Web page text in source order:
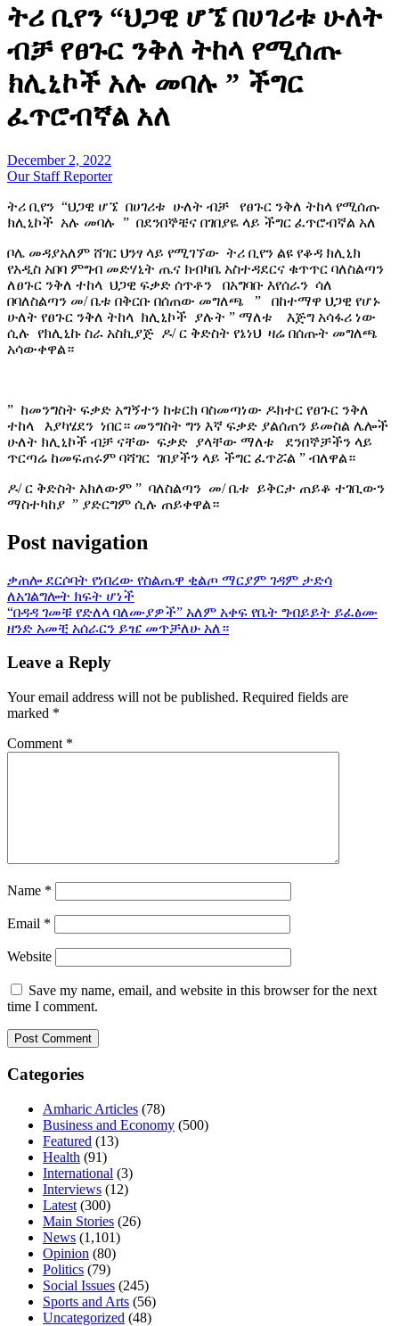
ትሪ ቢየን “ህጋዊ ሆኜ በሀገሪቱ ሁለት
ብቻ የፀጉር ንቅለ ትከላ የሚሰጡ
ክሊኒኮች አሉ መባሉ ” ችግር
ፈጥሮብኛል አለ
December 2, 2022
Our Staff Reporter
ትሪ ቢየን “ህጋዊ ሆኜ በሀገሪቱ ሁለት ብቻ የፀጉር ንቅለ ትከላ የሚሰጡ
ክሊኒኮች አሉ መባሉ ” በደንበኞቼና በገበያዬ ላይ ችግር ፈጥሮብኛል አለ
ቦሌ መዳያአለም ሸገር ህንፃ ላይ የሚገኘው ትሪ ቢየን ልዩ የቆዳ ክሊኒክ
የአዲስ አበባ ምግብ መድሃኒት ጤና ክብካቤ አስተዳደርና ቁጥጥር ባለስልጣን
ለፀጉር ንቅለ ተከላ ህጋዊ ፍቃድ ሰጥቶን በአግባቡ እየሰራን ሳለ
በባለስልጣን መ/ ቤቱ በቅርቡ በሰጠው መግለጫ ” በከተማዋ ህጋዊ የሆኑ
ሁለት የፀጉር ንቅለ ትከላ ክሊኒኮች ያሉት ” ማለቱ እጅግ አሳፋሪ ነው
ሲሉ የክሊኒኩ ስራ አስኪያጅ ዶ/ ር ቅድስት የኔነህ ዛሬ በሰጡት መግለጫ
አሳውቀዋል።
” ከመንግስት ፍቃድ አግኝተን ከቱርክ ባስመጣነው ዶክተር የፀጉር ንቅለ
ተከላ እያካሄደን ነበር። መንግስት ግን እኛ ፍቃድ ያልሰጠን ይመስል ሌሎች
ሁለት ክሊኒኮች ብቻ ናቸው ፍቃድ ያላቸው ማለቱ ደንበኞቻችን ላይ
ጥርጣሬ ከመፍጠሩም ባሻገር ገበያችን ላይ ችግር ፈጥሯል ” ብለዋል።
ዶ/ ር ቅድስት አክለውም ” ባለስልጣን መ/ ቤቱ ይቅርታ ጠይቆ ተገቢውን
ማስተካከያ ” ያድርግም ሲሉ ጠይቀዋል።
Post navigation
ቃጠሎ ደርሶባት የነበረው የስልጤዋ ቂልጦ ማርያም ገዳም ታድሳ
ለአገልግሎት ክፍት ሆነች
“በዳዳ ገመቹ የድለላ ባለሙያዎች” አለም አቀፍ የቤት ግብይይት ይፈፅሙ
ዘንድ አመቺ አሰራርን ይዤ መጥቻለሁ አለ።
Leave a Reply
Your email address will not be published. Required fields are
marked *
Comment *
Name *
Email *
Website
Save my name, email, and website in this browser for the next
time I comment.
Categories
Amharic Articles (78)
Business and Economy (500)
Featured (13)
Health (91)
International (3)
Interviews (12)
Latest (300)
Main Stories (26)
News (1,101)
Opinion (80)
Politics (79)
Social Issues (245)
Sports and Arts (56)
Uncategorized (48)